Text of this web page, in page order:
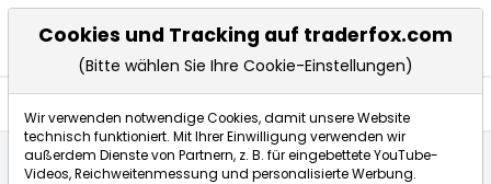
Cookies und Tracking auf traderfox.com
(Bitte wählen Sie Ihre Cookie-Einstellungen)
Wir verwenden notwendige Cookies, damit unsere Website
technisch funktioniert. Mit Ihrer Einwilligung verwenden wir
außerdem Dienste von Partnern, z. B. für eingebettete YouTube-
Videos, Reichweitenmessung und personalisierte Werbung.